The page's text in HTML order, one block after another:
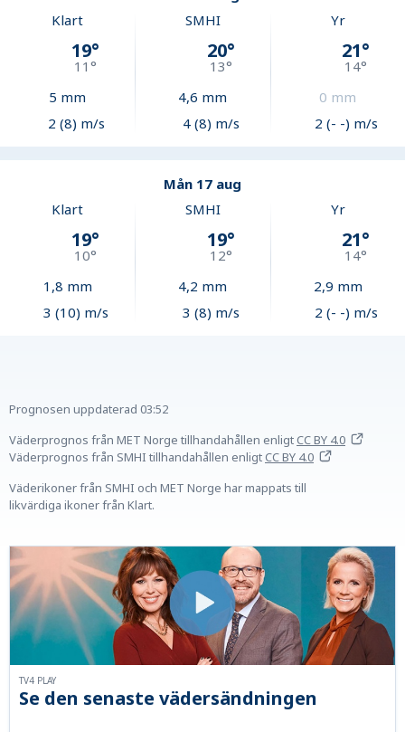
Klart
19°
11°
5 mm
2 (8) m/s
SMHI
20°
13°
4,6 mm
4 (8) m/s
Yr
21°
14°
0 mm
2 (- -) m/s
Mån 17 aug
Klart
19°
10°
1,8 mm
3 (10) m/s
SMHI
19°
12°
4,2 mm
3 (8) m/s
Yr
21°
14°
2,9 mm
2 (- -) m/s
Prognosen uppdaterad 03:52
Väderprognos från MET Norge tillhandahållen enligtCC BY 4.0
Väderprognos från SMHI tillhandahållen enligtCC BY 4.0
Väderikoner från SMHI och MET Norge har mappats till
likvärdiga ikoner från Klart.
Se den senaste vädersändningen
TV4 PLAY